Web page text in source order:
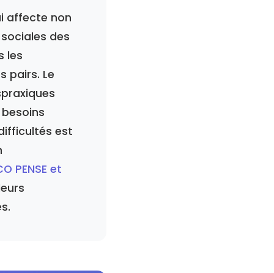
affecte non
des
les
pairs. Le
est
PENSE et